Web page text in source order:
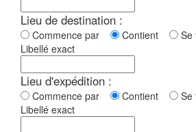
Lieu de destination :
Commence par Contient
Se
Libellé exact
Lieu d'expédition :
Commence par Contient
Se
Libellé exact